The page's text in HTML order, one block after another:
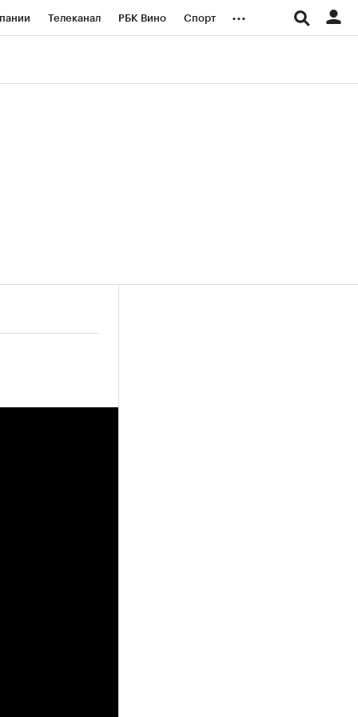
Телеканал РБК Вино Спорт ...